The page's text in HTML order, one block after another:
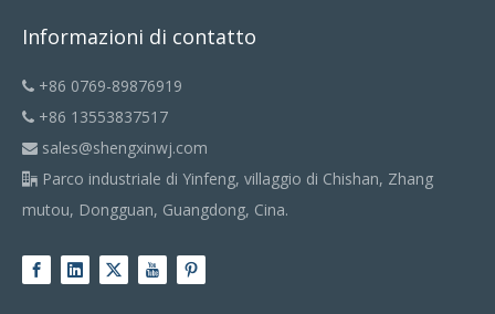
Informazioni di contatto
 +86 0769-89876919
 +86 13553837517
 sales@shengxinwj.com
 Parco industriale di Yinfeng, villaggio di Chishan, Zhang
mutou, Dongguan, Guangdong, Cina.